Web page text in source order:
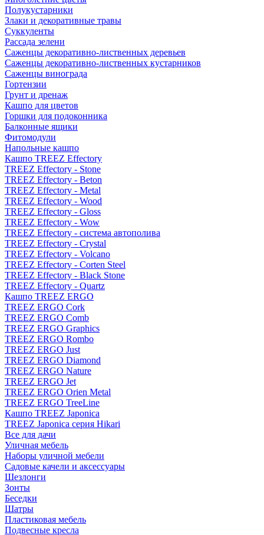
Полукустарники
Злаки и декоративные травы
Суккуленты
Рассада зелени
Саженцы декоративно-лиственных деревьев
Саженцы декоративно-лиственных кустарников
Саженцы винограда
Гортензии
Грунт и дренаж
Кашпо для цветов
Горшки для подоконника
Балконные ящики
Фитомодули
Напольные кашпо
Кашпо TREEZ Effectory
TREEZ Effectory - Stone
TREEZ Effectory - Beton
TREEZ Effectory - Metal
TREEZ Effectory - Wood
TREEZ Effectory - Gloss
TREEZ Effectory - Wow
TREEZ Effectory - система автополива
TREEZ Effectory - Crystal
TREEZ Effectory - Volcano
TREEZ Effectory - Corten Steel
TREEZ Effectory - Black Stone
TREEZ Effectory - Quartz
Кашпо TREEZ ERGO
TREEZ ERGO Cork
TREEZ ERGO Comb
TREEZ ERGO Graphics
TREEZ ERGO Rombo
TREEZ ERGO Just
TREEZ ERGO Diamond
TREEZ ERGO Nature
TREEZ ERGO Jet
TREEZ ERGO Orien Metal
TREEZ ERGO TreeLine
Кашпо TREEZ Japonica
TREEZ Japonica серия Hikari
Все для дачи
Уличная мебель
Наборы уличной мебели
Садовые качели и аксессуары
Шезлонги
Зонты
Беседки
Шатры
Пластиковая мебель
Подвесные кресла